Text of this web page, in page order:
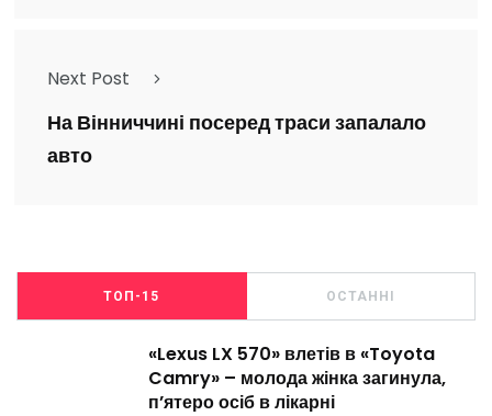
Next Post
На Вінниччині посеред траси запалало
авто
ТОП-15 ОСТАННІ
«Lexus LX 570» влетів в «Toyota
Camry» – молода жінка загинула,
п’ятеро осіб в лікарні